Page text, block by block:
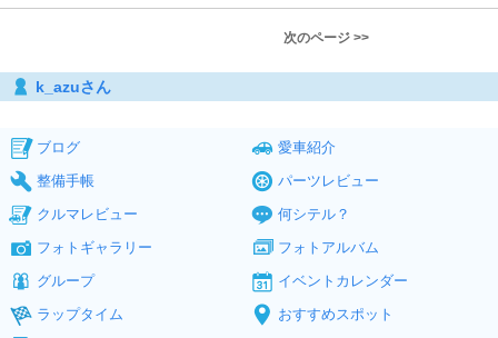
次のページ >>
k_azuさん
ブログ
愛車紹介
整備手帳
パーツレビュー
クルマレビュー
何シテル？
フォトギャラリー
フォトアルバム
グループ
イベントカレンダー
ラップタイム
おすすめスポット